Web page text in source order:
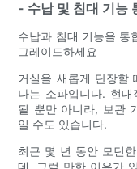
- 수납 및 침대 기능
수납과 침대 기능을 통
그레이드하세요
거실을 새롭게 단장할
나는 소파입니다. 현
될 뿐만 아니라, 보관
일 수도 있습니다.
최근 몇 년 동안 모던